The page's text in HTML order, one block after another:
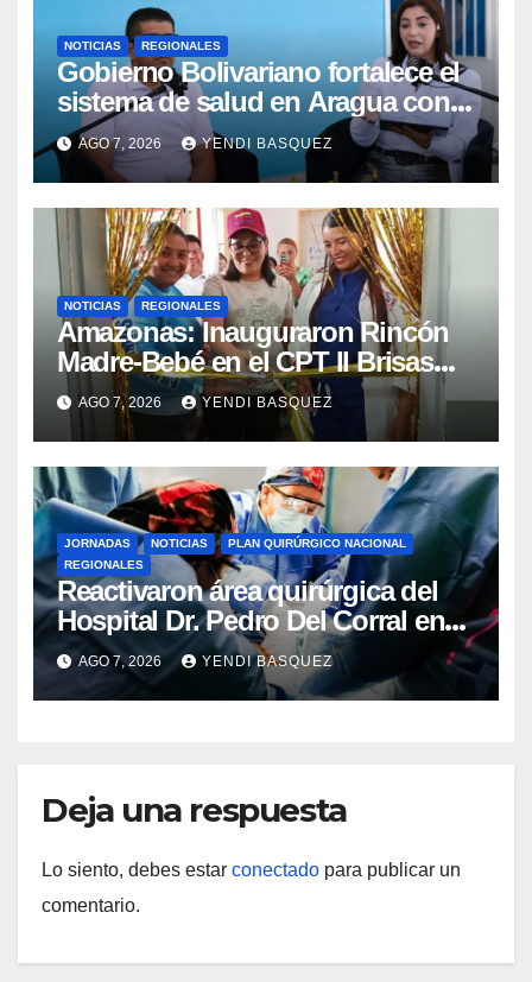
NOTICIAS REGIONALES
Gobierno Bolivariano fortalece el
sistema de salud en Aragua con
la reinauguración del CDI La Mora
AGO 7, 2026 YENDI BASQUEZ
NOTICIAS REGIONALES
​Amazonas: Inauguraron Rincón
Madre-Bebé en el CPT II Brisas
del Aeropuerto ​Inauguraron
Rincón
AGO 7, 2026 YENDI BASQUEZ
JORNADAS NOTICIAS
PLAN QUIRÚRGICO NACIONAL
REGIONALES
Reactivaron área quirúrgica del
Hospital Dr. Pedro Del Corral en
Guárico
AGO 7, 2026 YENDI BASQUEZ
Deja una respuesta
Lo siento, debes estar conectado para publicar un
comentario.